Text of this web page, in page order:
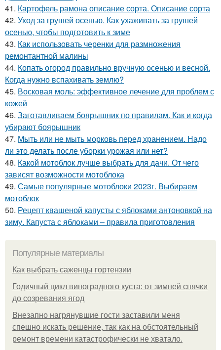
41. Картофель рамона описание сорта. Описание сорта
42. Уход за грушей осенью. Как ухаживать за грушей
осенью, чтобы подготовить к зиме
43. Как использовать черенки для размножения
ремонтантной малины
44. Копать огород правильно вручную осенью и весной.
Когда нужно вспахивать землю?
45. Восковая моль: эффективное лечение для проблем с
кожей
46. Заготавливаем боярышник по правилам. Как и когда
убирают боярышник
47. Мыть или не мыть морковь перед хранением. Надо
ли это делать после уборки урожая или нет?
48. Какой мотоблок лучше выбрать для дачи. От чего
зависят возможности мотоблока
49. Самые популярные мотоблоки 2023г. Выбираем
мотоблок
50. Рецепт квашеной капусты с яблоками антоновкой на
зиму. Капуста с яблоками – правила приготовления
Популярные материалы
Как выбрать саженцы гортензии
Годичный цикл виноградного куста: от зимней спячки
до созревания ягод
Внезапно нагрянувшие гости заставили меня
спешно искать решение, так как на обстоятельный
ремонт времени катастрофически не хватало.